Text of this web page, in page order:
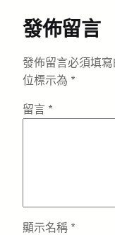
發佈留言
發佈留言必須填
位標示為 *
留言 *
顯示名稱 *